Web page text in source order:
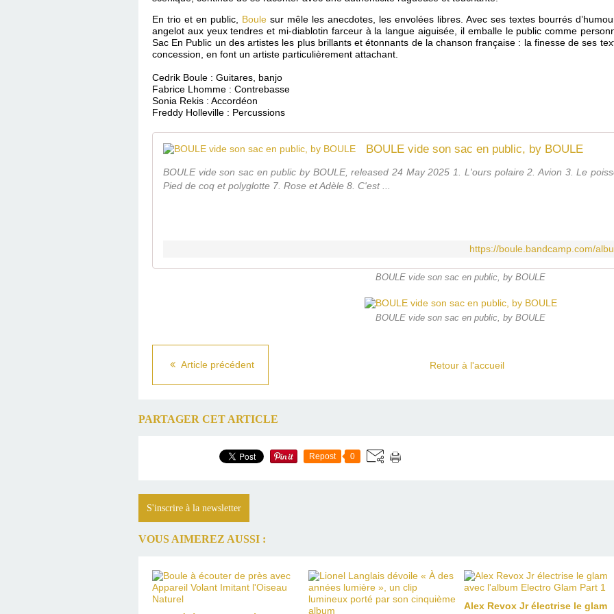
En trio et en public, Boule sur mêle les anecdotes, les envolées libres. Avec ses textes bourrés
angelot aux yeux tendres et mi-diablotin farceur à la langue aiguisée, il emballe le public comme
Sac En Public un des artistes les plus brillants et étonnants de la chanson française : la finesse de ses
concession, en font un artiste particulièrement attachant.
Cedrik Boule : Guitares, banjo
Fabrice Lhomme : Contrebasse
Sonia Rekis : Accordéon
Freddy Holleville : Percussions
BOULE vide son sac en public, by BOULE
BOULE vide son sac en public by BOULE, released 24 May 2025 1. L'ours polaire 2. Avion 3. Le
Pied de coq et polyglotte 7. Rose et Adèle 8. C'est ...
https://boule.bandcamp.com/
BOULE vide son sac en public, by BOULE
BOULE vide son sac en public, by BOULE
Article précédent Retour à l'accueil
PARTAGER CET ARTICLE
Repost 0
S'inscrire à la newsletter
VOUS AIMEREZ AUSSI :
Alex Revox Jr électrise le glam